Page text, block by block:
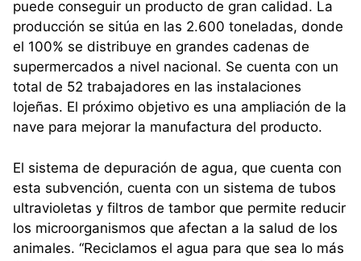
puede conseguir un producto de gran calidad. La
producción se sitúa en las 2.600 toneladas, donde
el 100% se distribuye en grandes cadenas de
supermercados a nivel nacional. Se cuenta con un
total de 52 trabajadores en las instalaciones
lojeñas. El próximo objetivo es una ampliación de la
nave para mejorar la manufactura del producto.
El sistema de depuración de agua, que cuenta con
esta subvención, cuenta con un sistema de tubos
ultravioletas y filtros de tambor que permite reducir
los microorganismos que afectan a la salud de los
animales. “Reciclamos el agua para que sea lo más